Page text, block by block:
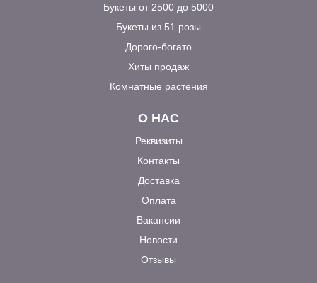
Букеты от 2500 до 5000
Букеты из 51 розы
Дорого-богато
Хиты продаж
Комнатные растения
О НАС
Реквизиты
Контакты
Доставка
Оплата
Вакансии
Новости
Отзывы